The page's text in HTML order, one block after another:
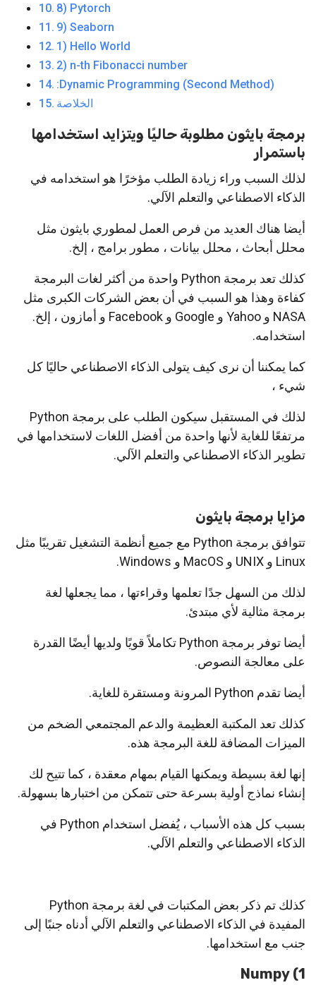
8) Pytorch
9) Seaborn
1) Hello World
2) n-th Fibonacci number
:Dynamic Programming (Second Method)
الخلاصة
برمجة بايثون مطلوبة حاليًا ويتزايد استخدامها
باستمرار
لذلك السبب وراء زيادة الطلب مؤخرًا هو استخدامه في
الذكاء الاصطناعي والتعلم الآلي.
أيضا هناك العديد من فرص العمل لمطوري بايثون مثل
محلل أبحاث ، محلل بيانات ، مطور برامج ، إلخ.
كذلك تعد برمجة Python واحدة من أكثر لغات البرمجة
كفاءة وهذا هو السبب في أن بعض الشركات الكبرى مثل
NASA و Yahoo و Google و Facebook و أمازون ، إلخ.
استخدامه.
كما يمكننا أن نرى كيف يتولى الذكاء الاصطناعي حاليًا كل
شيء ،
لذلك في المستقبل سيكون الطلب على برمجة Python
مرتفعًا للغاية لأنها واحدة من أفضل اللغات لاستخدامها في
تطوير الذكاء الاصطناعي والتعلم الآلي.
مزايا برمجة بايثون
تتوافق برمجة Python مع جميع أنظمة التشغيل تقريبًا مثل
Linux و UNIX و MacOS و Windows.
لذلك من السهل جدًا تعلمها وقراءتها ، مما يجعلها لغة
برمجة مثالية لأي مبتدئ.
أيضا توفر برمجة Python تكاملاً قويًا ولديها أيضًا القدرة
على معالجة النصوص.
أيضا تقدم Python المرونة ومستقرة للغاية.
كذلك تعد المكتبة العظيمة والدعم المجتمعي الضخم من
الميزات المضافة للغة البرمجة هذه.
إنها لغة بسيطة ويمكنها القيام بمهام معقدة ، كما تتيح لك
إنشاء نماذج أولية بسرعة حتى تتمكن من اختبارها بسهولة.
بسبب كل هذه الأسباب ، يُفضل استخدام Python في
الذكاء الاصطناعي والتعلم الآلي.
كذلك تم ذكر بعض المكتبات في لغة برمجة Python
المفيدة في الذكاء الاصطناعي والتعلم الآلي أدناه جنبًا إلى
جنب مع استخدامها.
1) Numpy